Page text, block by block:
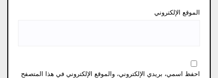
الموقع الإلكتروني
احفظ اسمي، بريدي الإلكتروني، والموقع الإلكتروني في هذا المتصفح